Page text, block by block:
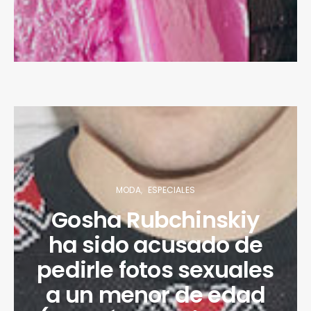
MODA ESPECIALES
Gosha Rubchinskiy
ha sido acusado de
pedirle fotos sexuales
a un menor de edad